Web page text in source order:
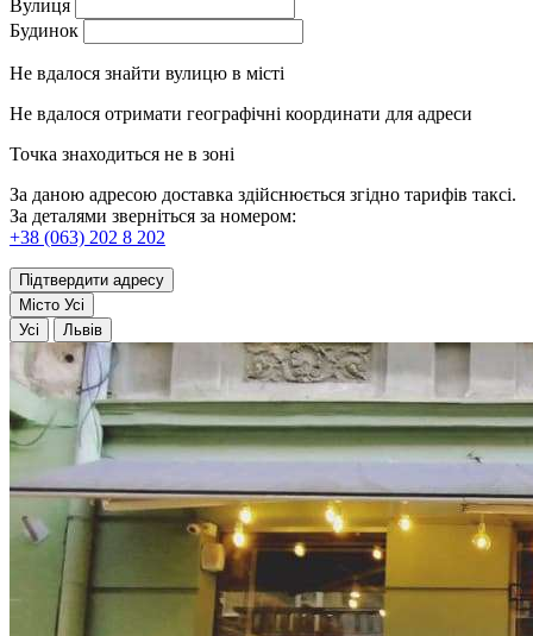
Вулиця
Будинок
Не вдалося знайти вулицю в місті
Не вдалося отримати географічні координати для адреси
Точка знаходиться не в зоні
За даною адресою доставка здійснюється згідно тарифів таксі.
За деталями зверніться за номером:
+38 (063) 202 8 202
Підтвердити адресу
Місто Усі
Усі
Львів